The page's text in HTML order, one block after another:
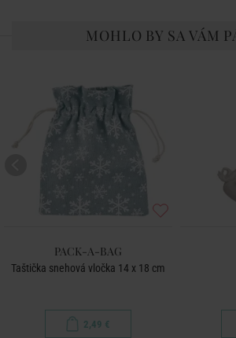
MOHLO BY SA VÁM
PACK-A-BAG
Taštička snehová vločka 14 x 18 cm
2,49 €